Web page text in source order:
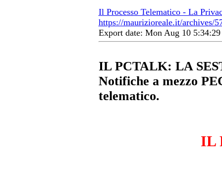
Il Processo Telematico - La
https://maurizioreale.it/archives/
Export date: Mon Aug 10
IL PCTALK: LA
Notifiche a mezzo
telematico.
IL